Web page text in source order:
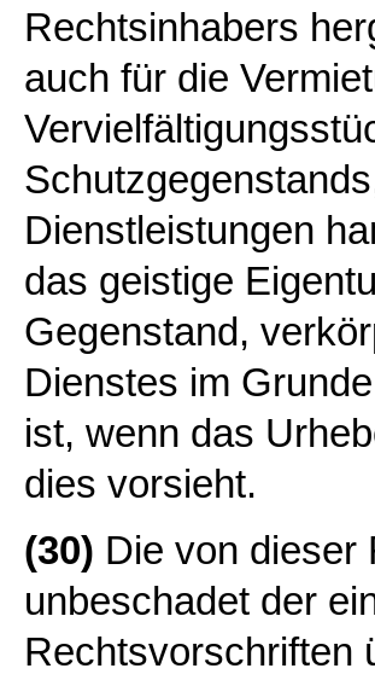
Rechtsinhabers
auch für die
Dienstleistungen
das geistige
Gegenstand,
Dienstes im
ist, wenn das
dies vorsieht.
(30) Die von dieser
unbeschadet der
Rechtsvorschriften